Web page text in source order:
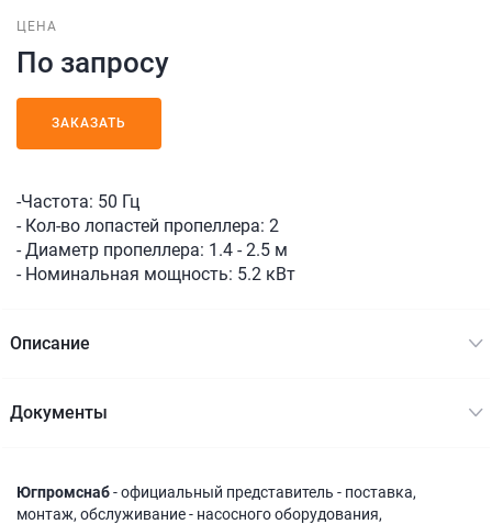
ЦЕНА
По запросу
ЗАКАЗАТЬ
-Частота: 50 Гц
- Кол-во лопастей пропеллера: 2
- Диаметр пропеллера: 1.4 - 2.5 м
- Номинальная мощность: 5.2 кВт
Описание
Документы
Югпромснаб- официальный представитель - поставка,
монтаж, обслуживание - насосного оборудования,